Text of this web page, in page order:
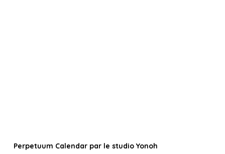
Perpetuum Calendar par le studio Yonoh